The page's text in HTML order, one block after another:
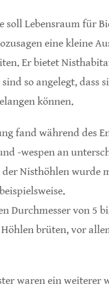
soll Lebensraum für
eine kleine
Er bietet
so angelegt, dass
können.
fand während des
-wespen an
Nisthöhlen wurde
Durchmesser von 5
brüten, vor
waren ein weiterer